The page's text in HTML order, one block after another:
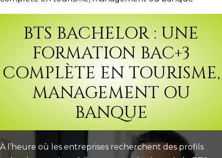
BTS BACHELOR : UNE
FORMATION BAC+3
COMPLÈTE EN TOURISME,
MANAGEMENT OU
BANQUE
À l’heure où les entreprises recherchent des profils